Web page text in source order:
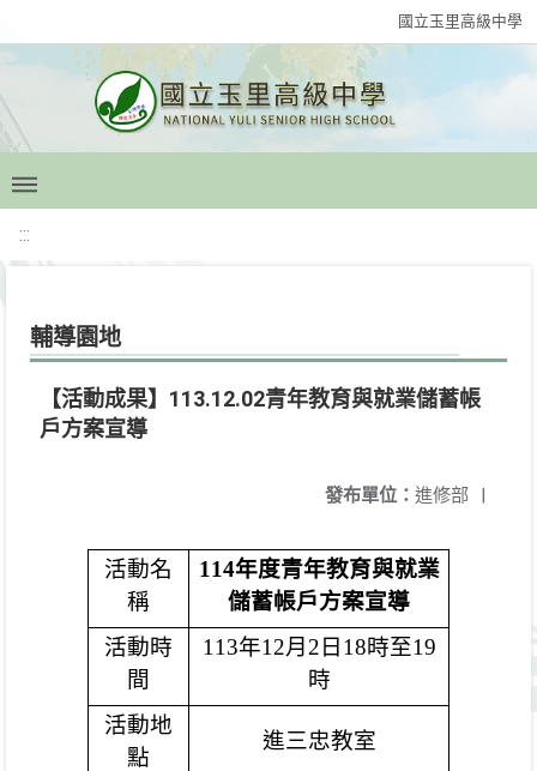
國立玉里高級中學
:::
輔導園地
【活動成果】113.12.02青年教育與就業儲蓄帳
戶方案宣導
發布單位： 進修部 |
活動名
稱
114年度青年教育與就業
儲蓄帳戶方案宣導
活動時
間
113年12月 2 日 18時至19
時
活動地
點
進三忠教室